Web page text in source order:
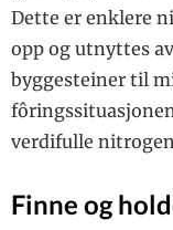
Dette er enklere
opp og utnyttes
byggesteiner til
verdifulle
Finne og